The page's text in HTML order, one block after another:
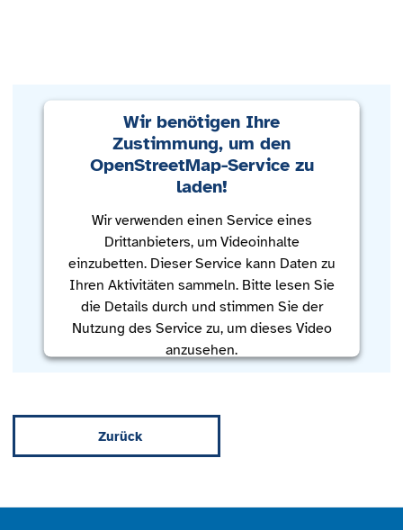
Wir benötigen Ihre
Zustimmung, um den
OpenStreetMap-Service zu
laden!
Wir verwenden einen Service eines
Drittanbieters, um Videoinhalte
einzubetten. Dieser Service kann Daten zu
Ihren Aktivitäten sammeln. Bitte lesen Sie
die Details durch und stimmen Sie der
Nutzung des Service zu, um dieses Video
anzusehen.
Management Platform
Zurück